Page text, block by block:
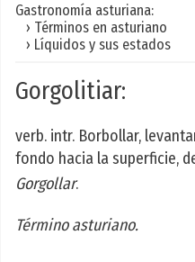
Gastronomía asturiana:
› Términos en asturiano
› Líquidos y sus estados
Gorgolitiar:
verb. intr. Borbollar,
fondo hacia la superficie,
Gorgollar.
Término asturiano.